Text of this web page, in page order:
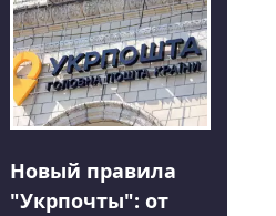
Новый правила
"Укрпочты": от